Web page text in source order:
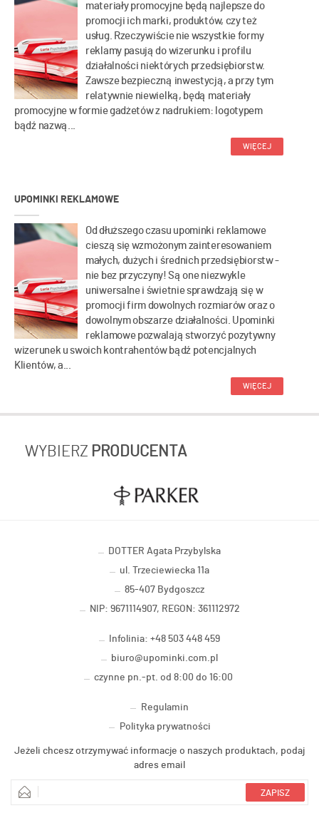
materiały promocyjne będą najlepsze do
promocji ich marki, produktów, czy też
usług. Rzeczywiście nie wszystkie formy
reklamy pasują do wizerunku i profilu
działalności niektórych przedsiębiorstw.
Zawsze bezpieczną inwestycją, a przy tym
relatywnie niewielką, będą materiały
promocyjne w formie gadżetów z nadrukiem: logotypem
bądź nazwą...
WIĘCEJ
UPOMINKI REKLAMOWE
Od dłuższego czasu upominki reklamowe
cieszą się wzmożonym zainteresowaniem
małych, dużych i średnich przedsiębiorstw -
nie bez przyczyny! Są one niezwykle
uniwersalne i świetnie sprawdzają się w
promocji firm dowolnych rozmiarów oraz o
dowolnym obszarze działalności. Upominki
reklamowe pozwalają stworzyć pozytywny
wizerunek u swoich kontrahentów bądź potencjalnych
Klientów, a...
WIĘCEJ
WYBIERZ PRODUCENTA
DOTTER Agata Przybylska
ul. Trzeciewiecka 11a
85-407 Bydgoszcz
NIP: 9671114907, REGON: 361112972
Infolinia: +48 503 448 459
biuro@upominki.com.pl
czynne pn.-pt. od 8:00 do 16:00
Regulamin
Polityka prywatności
Jeżeli chcesz otrzymywać informacje o naszych produktach, podaj
adres email